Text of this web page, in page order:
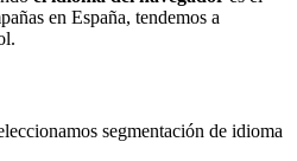
en España, tendemos a
segmentación de idioma